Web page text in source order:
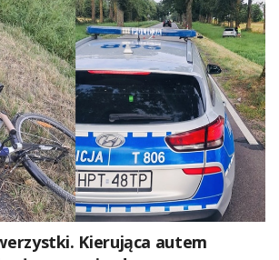
Kierująca autem